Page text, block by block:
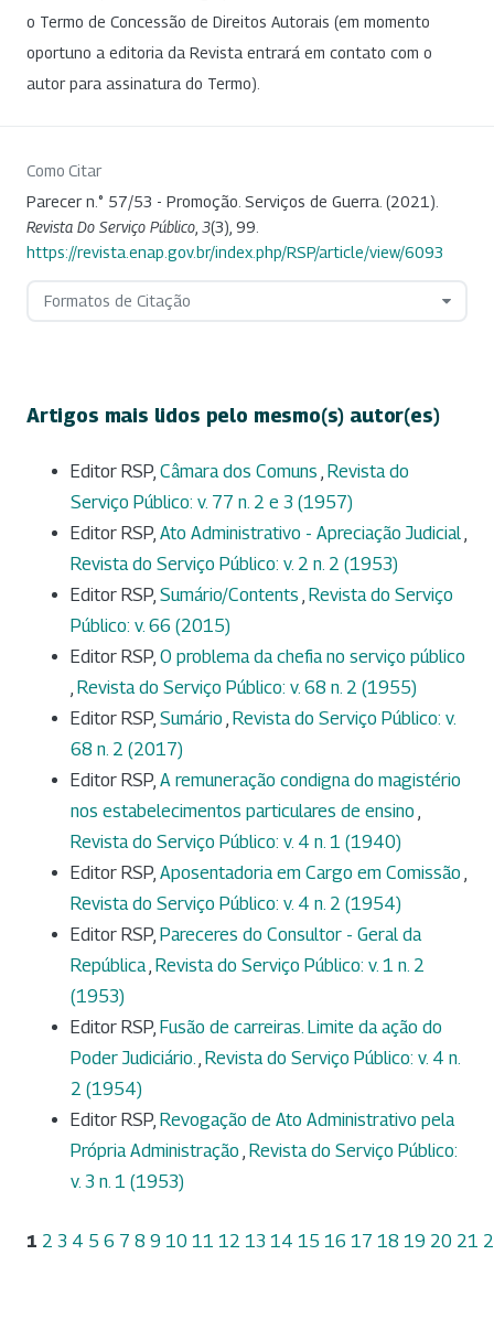
o Termo de Concessão de Direitos Autorais (em momento
oportuno a editoria da Revista entrará em contato com o
autor para assinatura do Termo).
Como Citar
Parecer n.° 57/53 - Promoção. Serviços de Guerra. (2021).
Revista Do Serviço Público 3(3), 99.
https://revista.enap.gov.br/index.php/RSP/article/view/6093
Formatos de Citação
Artigos mais lidos pelo mesmo(s) autor(es)
Editor RSP, Câmara dos Comuns , Revista do
Serviço Público: v. 77 n. 2 e 3 (1957)
Editor RSP, Ato Administrativo - Apreciação Judicial,
Revista do Serviço Público: v. 2 n. 2 (1953)
Editor RSP, Sumário/Contents , Revista do Serviço
Público: v. 66 (2015)
Editor RSP, O problema da chefia no serviço público
, Revista do Serviço Público: v. 68 n. 2 (1955)
Editor RSP, Sumário , Revista do Serviço Público: v.
68 n. 2 (2017)
Editor RSP, A remuneração condigna do magistério
nos estabelecimentos particulares de ensino ,
Revista do Serviço Público: v. 4 n. 1 (1940)
Editor RSP, Aposentadoria em Cargo em Comissão ,
Revista do Serviço Público: v. 4 n. 2 (1954)
Editor RSP, Pareceres do Consultor - Geral da
República, Revista do Serviço Público: v. 1 n. 2
(1953)
Editor RSP, Fusão de carreiras. Limite da ação do
Poder Judiciário., Revista do Serviço Público: v. 4 n.
2 (1954)
Editor RSP, Revogação de Ato Administrativo pela
Própria Administração , Revista do Serviço Público:
v. 3 n. 1 (1953)
1 2 3 4 5 6 7 8 9 10 11 12 13 14 15 16 17 18 19 20 21